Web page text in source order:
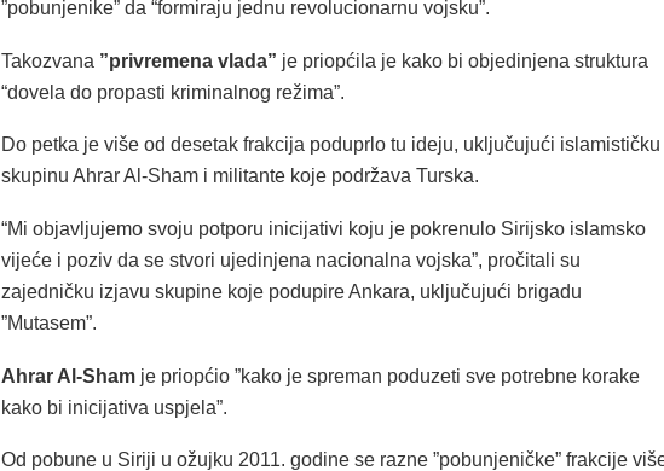
”pobunjenike” da “formiraju jednu revolucionarnu vojsku”.
Takozvana ”privremena vlada” je priopćila je kako bi objedinjena struktura
“dovela do propasti kriminalnog režima”.
Do petka je više od desetak frakcija poduprlo tu ideju, uključujući islamističku
skupinu Ahrar Al-Sham i militante koje podržava Turska.
“Mi objavljujemo svoju potporu inicijativi koju je pokrenulo Sirijsko islamsko
vijeće i poziv da se stvori ujedinjena nacionalna vojska”, pročitali su
zajedničku izjavu skupine koje podupire Ankara, uključujući brigadu
”Mutasem”.
Ahrar Al-Shamje priopćio ”kako je spreman poduzeti sve potrebne korake
kako bi inicijativa uspjela”.
Od pobune u Siriji u ožujku 2011. godine se razne ”pobunjeničke” frakcije